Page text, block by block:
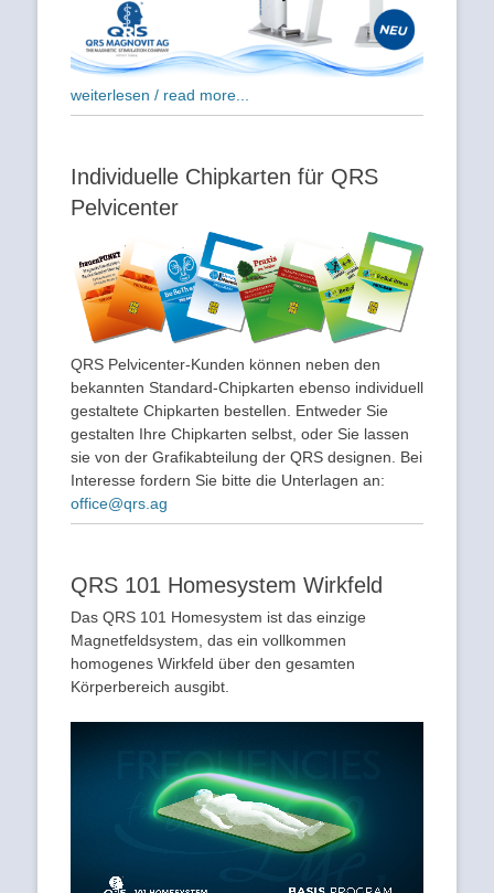
weiterlesen / read more...
Individuelle Chipkarten für QRS
Pelvicenter
QRS Pelvicenter-Kunden können neben den
bekannten Standard-Chipkarten ebenso individuell
gestaltete Chipkarten bestellen. Entweder Sie
gestalten Ihre Chipkarten selbst, oder Sie lassen
sie von der Grafikabteilung der QRS designen. Bei
Interesse fordern Sie bitte die Unterlagen an:
office@qrs.ag
QRS 101 Homesystem Wirkfeld
Das QRS 101 Homesystem ist das einzige
Magnetfeldsystem, das ein vollkommen
homogenes Wirkfeld über den gesamten
Körperbereich ausgibt.